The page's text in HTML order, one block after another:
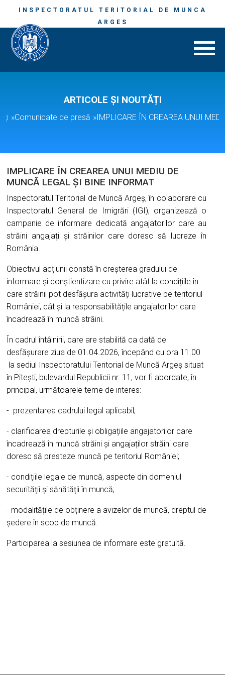
INSPECTORATUL TERITORIAL DE MUNCA
ARGES
ARTICOLE ȘI NOUTĂȚI
»Comunicate de presă »IMPLICARE ÎN CREAREA UNUI
IMPLICARE ÎN CREAREA UNUI MEDIU DE
MUNCĂ LEGAL ȘI BINE INFORMAT
Inspectoratul Teritorial de Muncă Argeș, în colaborare cu
Inspectoratul General de Imigrări (IGI), organizează o
campanie de informare dedicată angajatorilor care au
străini angajați și străinilor care doresc să lucreze în
România.
Obiectivul acțiunii constă în creșterea gradului de
informare și conștientizare cu privire atât la condițiile în
care străinii pot desfășura activități lucrative pe teritoriul
României, cât și la responsabilitățile angajatorilor care
încadrează în muncă străini.
În cadrul întâlnirii, care are stabilită ca dată de
desfășurare ziua de 01.04.2026, începând cu ora 11.00
la sediul Inspectoratului Teritorial de Muncă Argeș situat
în Pitești, bulevardul Republicii nr. 11, vor fi abordate, în
principal, următoarele teme de interes:
- prezentarea cadrului legal aplicabil;
- clarificarea drepturile și obligațiile angajatorilor care
încadrează în muncă străini și angajaților străini care
doresc să presteze muncă pe teritoriul României;
- condițiile legale de muncă, aspecte din domeniul
securității și sănătății în muncă;
- modalitățile de obținere a avizelor de muncă, dreptul de
ședere în scop de muncă.
Participarea la sesiunea de informare este gratuită.